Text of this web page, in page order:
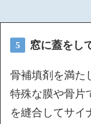
5 窓に蓋をし
骨補填剤を満た
特殊な膜や骨片
を縫合してサイ